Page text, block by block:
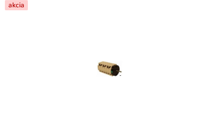
z
akcia